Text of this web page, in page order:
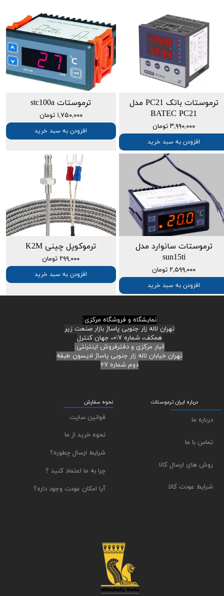
ترموستات باتک PC21 مدل
BATEC PC21
۳,۹۹۰,۰۰۰ تومان
افزودن به سبد خرید
ترموستات stc100a
۱,۷۵۰,۰۰۰ تومان
افزودن به سبد خرید
ترموستات سانوارد مدل
sun15ti
۲,۵۹۹,۰۰۰ تومان
افزودن به سبد خرید
ترموکوپل چینی K2M
۲۹۹,۰۰۰ تومان
افزودن به سبد خرید
نمایشگاه و فروشگاه مرکزی:
تهران لاله زار جنوبی پاساژ بازار صنعت زیر
همکف، شماره ۷\۰، جهان کنترل
انبار مرکزی و دفترفروش اینترنتی:
تهران خیابان لاله زار جنوبی پاساژ ادیسون طبقه
دوم شماره ۶۷
نحوه سفارش
قوانین سایت
نحوه خرید از ما
شرایط ارسال چطوره؟
چرا به ما اعتماد کنید ؟
آیا امکان عودت وجود داره؟
درباره ایران ترموستات
درباره ما
تماس با ما
روش های ارسال کالا
شرایط عودت کالا